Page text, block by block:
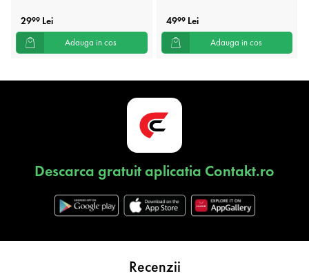
2999 Lei
Adauga in cos
4999Lei
Adauga in cos
Descarca gratuit aplicatia Contakt.ro
Recenzii